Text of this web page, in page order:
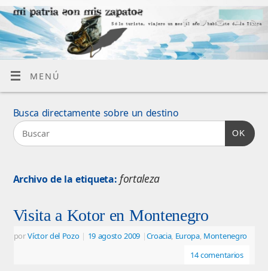
MENÚ
Busca directamente sobre un destino
OK
Archivo de la etiqueta: fortaleza
Visita a Kotor en Montenegro
porVíctor del Pozo | 19 agosto 2009 |Croacia, Europa, Montenegro
14 comentarios